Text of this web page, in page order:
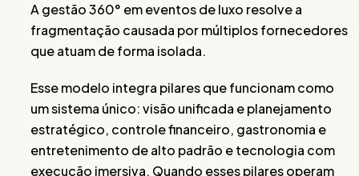
A gestão 360° em eventos de luxo resolve a
fragmentação causada por múltiplos fornecedores
que atuam de forma isolada.
Esse modelo integra pilares que funcionam como
um sistema único: visão unificada e planejamento
estratégico, controle financeiro, gastronomia e
entretenimento de alto padrão e tecnologia com
execução imersiva. Quando esses pilares operam